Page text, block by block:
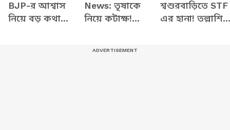
BJP-র আশ্বাস
নিয়ে বড় কথা
News: তৃষাকে
নিয়ে কটাক্ষ!
শ্বশুরবাড়িতে STF
এর হানা!